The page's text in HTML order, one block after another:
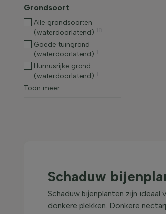
Grondsoort
Alle grondsoorten
(waterdoorlatend)
Goede tuingrond
(waterdoorlatend)
Humusrijke grond
(waterdoorlatend)
Toon meer
Schaduw
Schaduw bijenplanten zijn
donkere plekken. Donkere